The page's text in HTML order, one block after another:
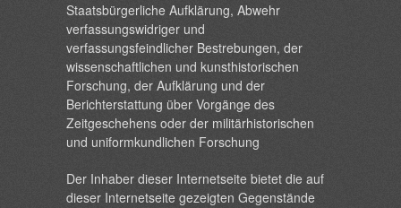
Staatsbürgerliche Aufklärung, Abwehr
verfassungswidriger und
verfassungsfeindlicher Bestrebungen, der
wissenschaftlichen und kunsthistorischen
Forschung, der Aufklärung und der
Berichterstattung über Vorgänge des
Zeitgeschehens oder der militärhistorischen
und uniformkundlichen Forschung
Der Inhaber dieser Internetseite bietet die auf
dieser Internetseite gezeigten Gegenstände